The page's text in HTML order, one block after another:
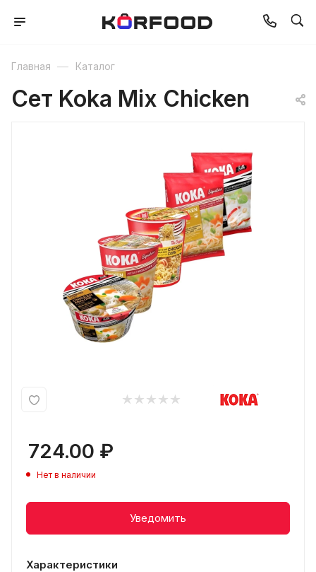
Главная — Каталог
Сет Koka Mix Chicken
724.00 ₽
Нет в наличии
Уведомить
Характеристики